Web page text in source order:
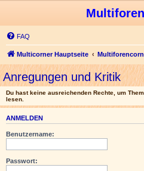
FAQ
Multicorner Hauptseite
Anregungen und Kritik
Du hast keine ausreichenden Rechte, um
lesen.
ANMELDEN
Benutzername:
Passwort: